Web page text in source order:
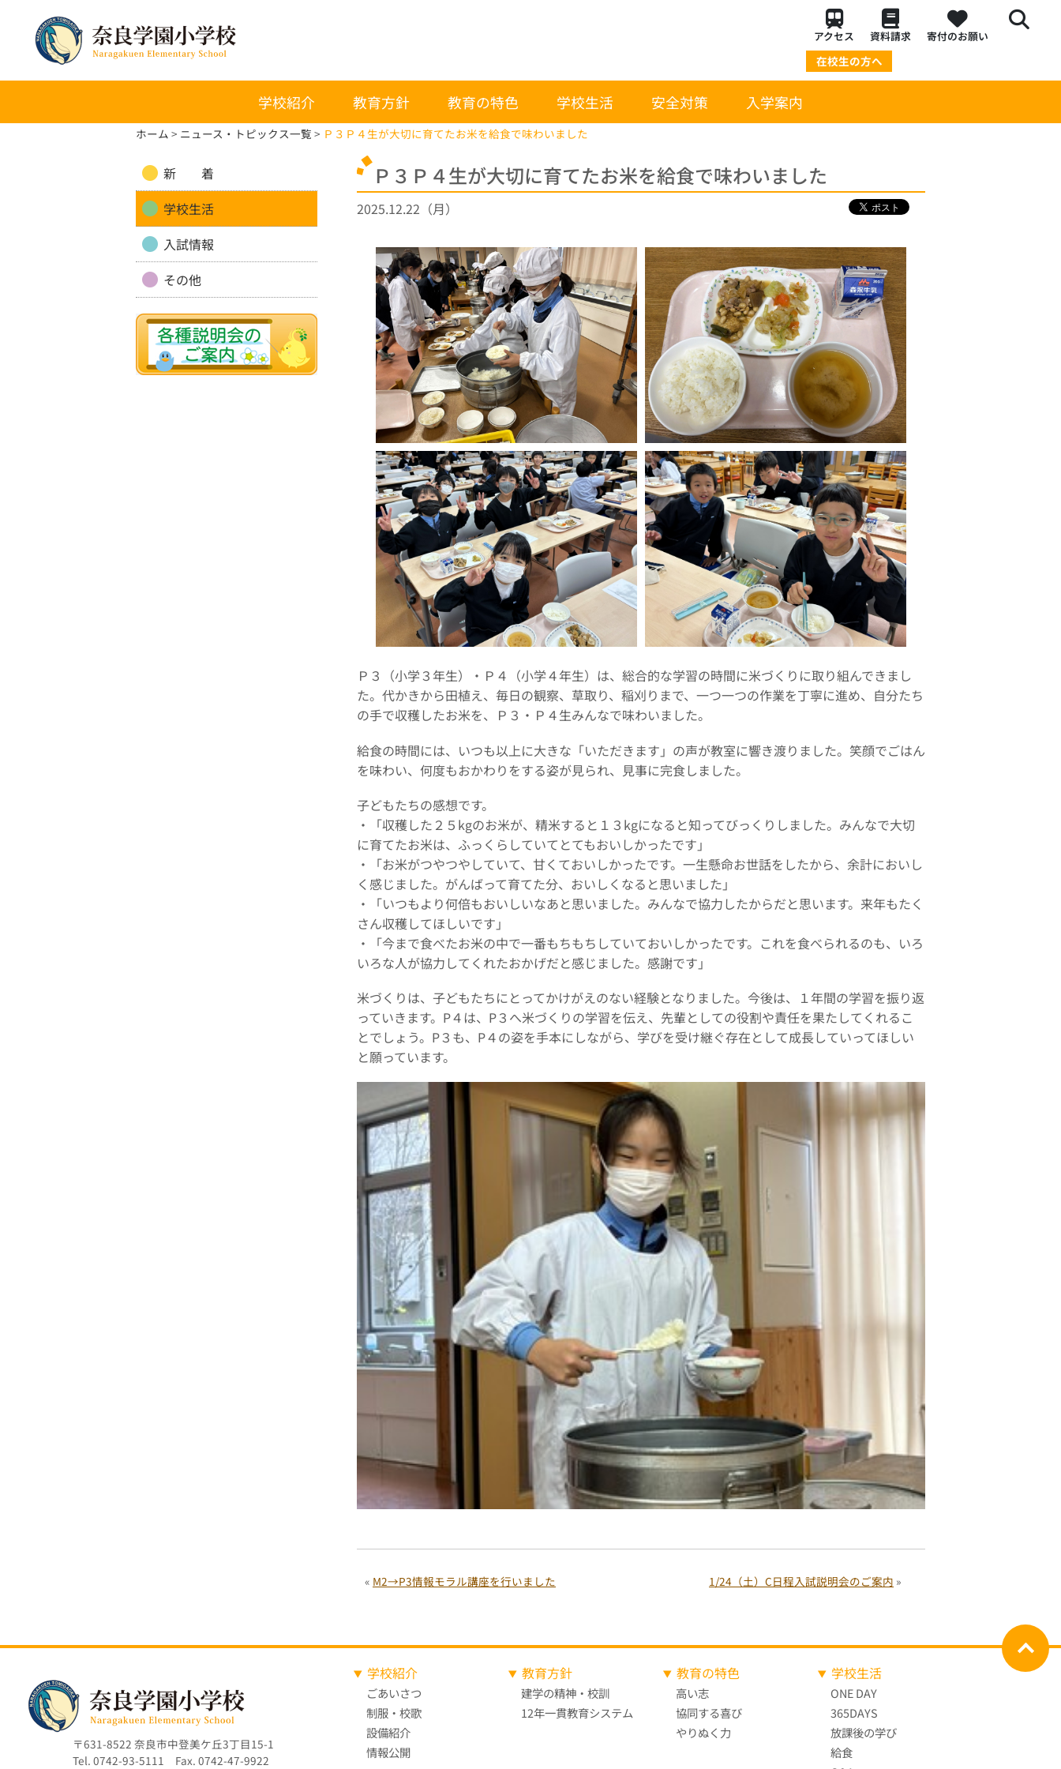
アクセス 資料請求 寄付のお願い
在校生の方へ
学校紹介 教育方針 教育の特色 学校生活 安全対策 入学案内
ホーム ニュース・トピックス一覧 Ｐ３Ｐ４生が大切に育てたお米を給食で味わいました
新 着
学校生活
入試情報
その他
Ｐ３Ｐ４生が大切に育てたお米を給食で味わいました
2025.12.22（月）
Ｐ３（小学３年生）・Ｐ４（小学４年生）は、総合的な学習の時間に米づくりに取り組んできまし
た。代かきから田植え、毎日の観察、草取り、稲刈りまで、一つ一つの作業を丁寧に進め、自分たち
の手で収穫したお米を、Ｐ３・Ｐ４生みんなで味わいました。
給食の時間には、いつも以上に大きな「いただきます」の声が教室に響き渡りました。笑顔でごはん
を味わい、何度もおかわりをする姿が見られ、見事に完食しました。
子どもたちの感想です。
・「収穫した２５kgのお米が、精米すると１３kgになると知ってびっくりしました。みんなで大切
に育てたお米は、ふっくらしていてとてもおいしかったです」
・「お米がつやつやしていて、甘くておいしかったです。一生懸命お世話をしたから、余計においし
く感じました。がんばって育てた分、おいしくなると思いました」
・「いつもより何倍もおいしいなあと思いました。みんなで協力したからだと思います。来年もたく
さん収穫してほしいです」
・「今まで食べたお米の中で一番もちもちしていておいしかったです。これを食べられるのも、いろ
いろな人が協力してくれたおかげだと感じました。感謝です」
米づくりは、子どもたちにとってかけがえのない経験となりました。今後は、１年間の学習を振り返
っていきます。P４は、P３へ米づくりの学習を伝え、先輩としての役割や責任を果たしてくれるこ
とでしょう。P３も、P４の姿を手本にしながら、学びを受け継ぐ存在として成長していってほしい
と願っています。
« M2→P3情報モラル講座を行いました 1/24（土）C日程入試説明会のご案内 »
〒631-8522 奈良市中登美ケ丘3丁目15-1
Tel. 0742-93-5111 Fax. 0742-47-9922
学校紹介
ごあいさつ
制服・校歌
設備紹介
情報公開
教育方針
建学の精神・校訓
12年一貫教育システム
教育の特色
高い志
協同する喜び
やりぬく力
学校生活
ONE DAY
365DAYS
放課後の学び
給食